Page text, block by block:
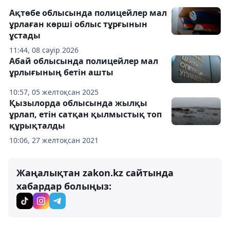
11:44, 08 сәуір 2026
Ақтөбе облысында полицейлер мал
ұрлаған көрші облыс тұрғынын
ұстады
10:57, 05 желтоқсан 2025
Абай облысында полицейлер мал
ұрлығының бетін ашты
10:06, 27 желтоқсан 2021
Қызылорда облысында жылқы
ұрлап, етін сатқан қылмыстық топ
құрықталды
Жаңалықтан zakon.kz сайтында
хабардар болыңыз: